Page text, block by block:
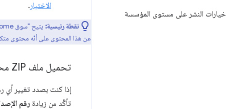
خيارات النشر على مستوى المؤسسة
الاختبار .
نقطة رئيسية:
عن هذا المحتوى على أنّه محتوى
تحميل ملف ZIP محدّث
تأكَّد من زيادة رقم